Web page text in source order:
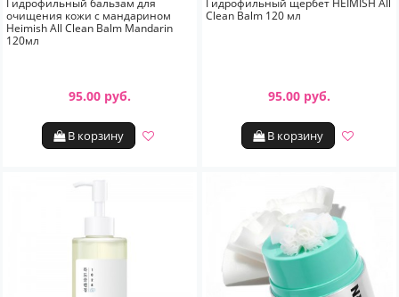
Гидрофильный бальзам для
очищения кожи с мандарином
Heimish All Clean Balm Mandarin
120мл
95.00 руб.
В корзину
Гидрофильный щербет HEIMISH All
Clean Balm 120 мл
95.00 руб.
В корзину